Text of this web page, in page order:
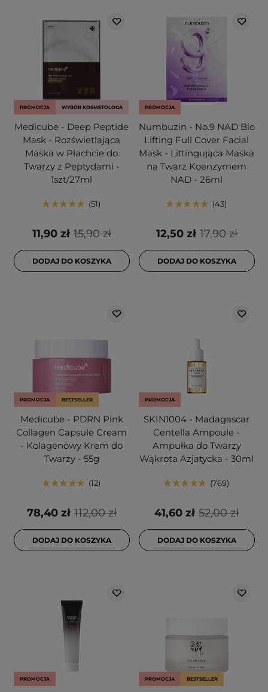
PROMOCJA WYBÓR KOSMETOLOGA
Medicube - Deep Peptide
Mask - Rozświetlająca
Maska w Płachcie do
Twarzy z Peptydami -
1szt/27ml
51
15,90 zł
11,90 zł
DODAJ DO KOSZYKA
PROMOCJA
Numbuzin - No.9 NAD Bio
Lifting Full Cover Facial
Mask - Liftingująca Maska
na Twarz Koenzymem
NAD - 26ml
43
17,90 zł
12,50 zł
DODAJ DO KOSZYKA
PROMOCJA BESTSELLER
Medicube - PDRN Pink
Collagen Capsule Cream
- Kolagenowy Krem do
Twarzy - 55g
12
112,00 zł
78,40 zł
DODAJ DO KOSZYKA
PROMOCJA
SKIN1004 - Madagascar
Centella Ampoule -
Ampułka do Twarzy
Wąkrota Azjatycka - 30ml
769
52,00 zł
41,60 zł
DODAJ DO KOSZYKA
PROMOCJA PROMOCJA BESTSELLER